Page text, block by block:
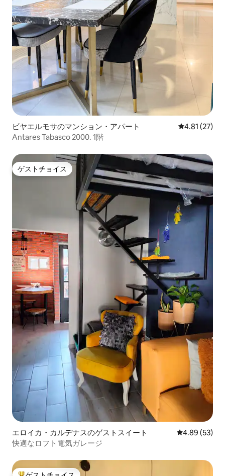
ビヤエルモサのマンション・アパート レビュー27
4.81 (27)
Antares Tabasco 2000. 1階
ゲストチョイス
ゲストチョイス
エロイカ・カルデナスのゲストスイート レビュー53
4.89 (53)
快適なロフト電気ガレージ